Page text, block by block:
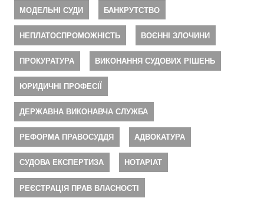
МОДЕЛЬНІ СУДИ БАНКРУТСТВО
НЕПЛАТОСПРОМОЖНІСТЬ ВОЄННІ ЗЛОЧИНИ
ПРОКУРАТУРА ВИКОНАННЯ СУДОВИХ РІШЕНЬ
ЮРИДИЧНІ ПРОФЕСІЇ
ДЕРЖАВНА ВИКОНАВЧА СЛУЖБА
РЕФОРМА ПРАВОСУДДЯ АДВОКАТУРА
СУДОВА ЕКСПЕРТИЗА НОТАРІАТ
РЕЄСТРАЦІЯ ПРАВ ВЛАСНОСТІ